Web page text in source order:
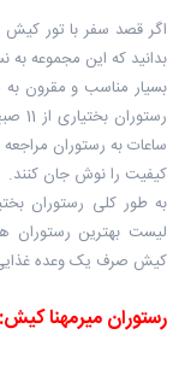
اگر قصد سفر با تور کیش
بدانید که این مجموعه
بسیار مناسب و مقرون
ساعات به رستوران
کیفیت را نوش جان کنند.
به طور کلی رستوران
لیست ‏بهترین رستوران
کیش صرف یک ‏وعده
رستوران میرمهنا کیش‎: